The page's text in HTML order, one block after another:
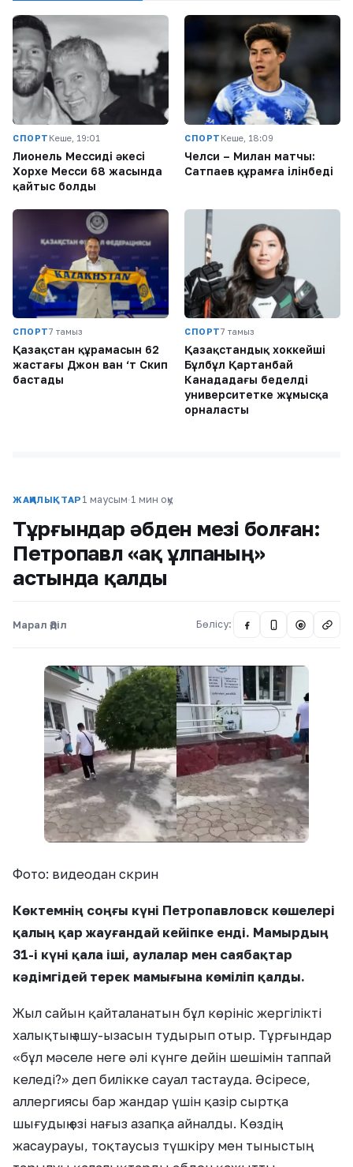
СПОРТ Кеше, 19:01
Лионель Мессидің әкесі
Хорхе Месси 68 жасында
қайтыс болды
СПОРТ Кеше, 18:09
Челси – Милан матчы:
Сатпаев құрамға ілінбеді
СПОРТ7 тамыз
Қазақстан құрамасын 62
жастағы Джон ван ‘т Скип
бастады
СПОРТ7 тамыз
Қазақстандық хоккейші
Бұлбұл Қартанбай
Канададағы беделді
университетке жұмысқа
орналасты
ЖАҢАЛЫҚТАР 1 маусым·1 мин оқу
Тұрғындар әбден мезі болған:
Петропавл «ақ ұлпаның»
астында қалды
Марал Әділ Бөлісу: @
Фото: видеодан скрин
Көктемнің соңғы күні Петропавловск көшелері
қалың қар жауғандай кейіпке енді. Мамырдың
31-і күні қала іші, аулалар мен саябақтар
кәдімгідей терек мамығына көміліп қалды.
Жыл сайын қайталанатын бұл көрініс жергілікті
халықтың ашу-ызасын тудырып отыр. Тұрғындар
«бұл мәселе неге әлі күнге дейін шешімін таппай
келеді?» деп билікке сауал тастауда. Әсіресе,
аллергиясы бар жандар үшін қазір сыртқа
шығудың өзі нағыз азапқа айналды. Көздің
жасаурауы, тоқтаусыз түшкіру мен тыныстың